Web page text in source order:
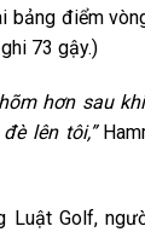
bảng điểm
73 gậy.)
hơn sau
lên tôi,”
Luật Golf,